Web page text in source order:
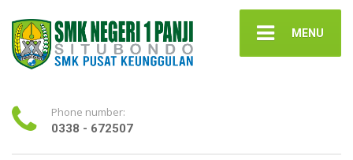
MENU
Phone number:
0338 - 672507